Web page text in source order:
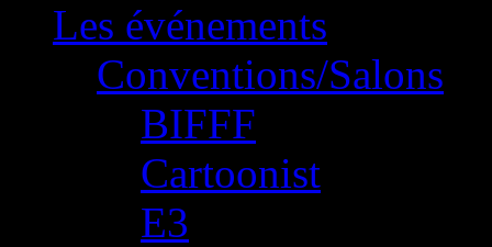
Les événements
Conventions/Salons
BIFFF
Cartoonist
E3